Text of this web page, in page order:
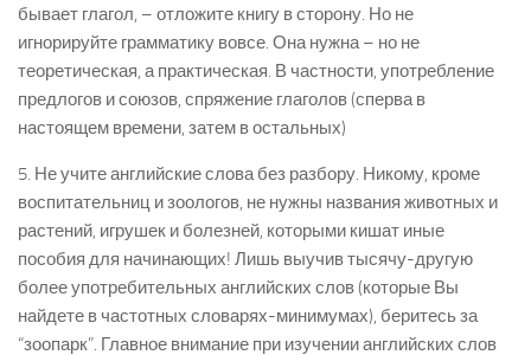
бывает глагол, – отложите книгу в сторону. Но не
игнорируйте грамматику вовсе. Она нужна – но не
теоретическая, а практическая. В частности, употребление
предлогов и союзов, спряжение глаголов (сперва в
настоящем времени, затем в остальных)
5. Не учите английские слова без разбору. Никому, кроме
воспитательниц и зоологов, не нужны названия животных и
растений, игрушек и болезней, которыми кишат иные
пособия для начинающих! Лишь выучив тысячу-другую
более употребительных английских слов (которые Вы
найдете в частотных словарях-минимумах), беритесь за
“зоопарк”. Главное внимание при изучении английских слов